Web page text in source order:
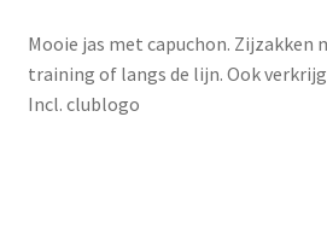
Mooie jas met capuchon. Zijzakken
training of langs de lijn. Ook
Incl. clublogo